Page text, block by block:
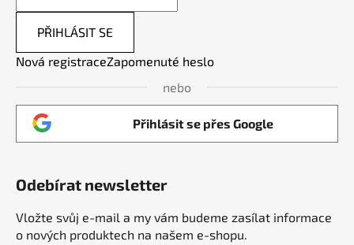
PŘIHLÁSIT SE
Nová registraceZapomenuté heslo
nebo
Přihlásit se přes Google
Odebírat newsletter
Vložte svůj e-mail a my vám budeme zasílat informace
o nových produktech na našem e-shopu.